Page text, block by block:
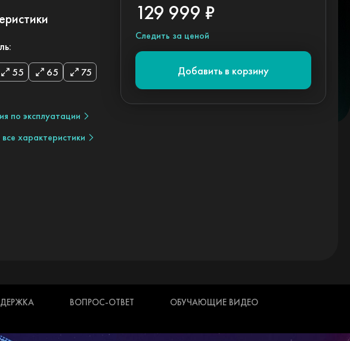
55 65
75
по эксплуатации
характеристики
129 999 ₽
Следить за ценой
Добавить в корзину
ВОПРОС-ОТВЕТ ОБУЧАЮЩИЕ ВИДЕО